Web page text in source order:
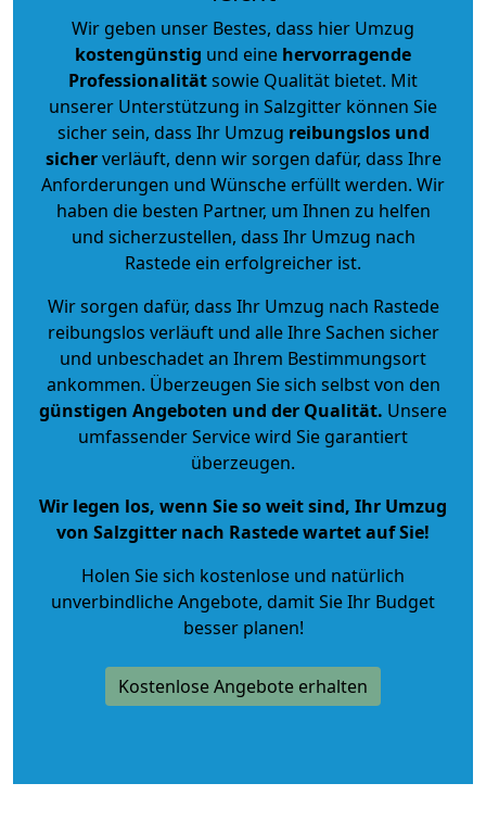
Wir geben unser Bestes, dass hier Umzug
kostengünstig und eine hervorragende
Professionalitätsowie Qualität bietet. Mit
unserer Unterstützung in Salzgitter können Sie
sicher sein, dass Ihr Umzug reibungslos und
sicherverläuft, denn wir sorgen dafür, dass Ihre
Anforderungen und Wünsche erfüllt werden. Wir
haben die besten Partner, um Ihnen zu helfen
und sicherzustellen, dass Ihr Umzug nach
Rastede ein erfolgreicher ist.
Wir sorgen dafür, dass Ihr Umzug nach Rastede
reibungslos verläuft und alle Ihre Sachen sicher
und unbeschadet an Ihrem Bestimmungsort
ankommen. Überzeugen Sie sich selbst von den
günstigen Angeboten und der Qualität. Unsere
umfassender Service wird Sie garantiert
überzeugen.
Wir legen los, wenn Sie so weit sind, Ihr Umzug
von Salzgitter nach Rastede wartet auf Sie!
Holen Sie sich kostenlose und natürlich
unverbindliche Angebote, damit Sie Ihr Budget
besser planen!
Kostenlose Angebote erhalten